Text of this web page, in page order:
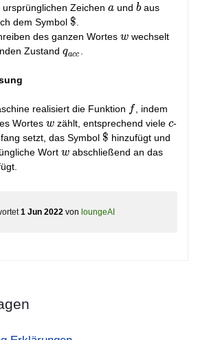
Zeichen a
a und b
baus
dem Symbol \$
$
des ganzen Wortes w
w wechselt
Zustand q_{acc}
qacc
realisiert die Funktion ff, indem
Wortes w
w zählt, entsprechend vielec
c-
setzt, das Symbol \$
$ hinzufügt und
Wort w
w abschließend an das
1 Jun 2022 von loungeAI